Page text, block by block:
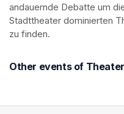
andauernde Debatte um
Stadttheater dominierten
zu finden.
Other events of Theater